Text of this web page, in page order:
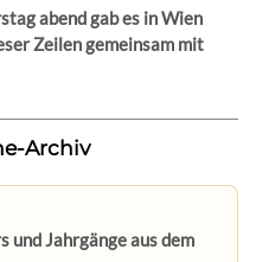
abend gab es in Wien
Zeilen gemeinsam mit
Archiv
und Jahrgänge aus dem